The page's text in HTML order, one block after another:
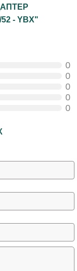
- YBX"
0
0
0
0
0